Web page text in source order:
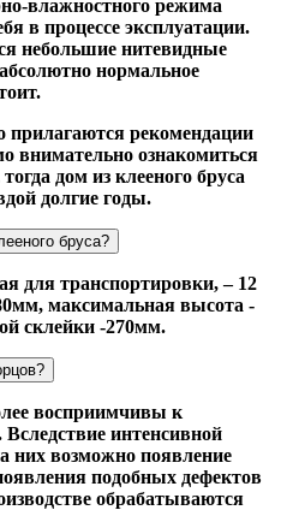
влажностного режима
в процессе эксплуатации.
небольшие нитевидные
нормальное
прилагаются рекомендации
внимательно ознакомиться
дом из клееного бруса
долгие годы.
бруса?
для транспортировки, – 12
максимальная высота -
склейки -270мм.
восприимчивы к
интенсивной
них возможно появление
подобных дефектов
обрабатываются